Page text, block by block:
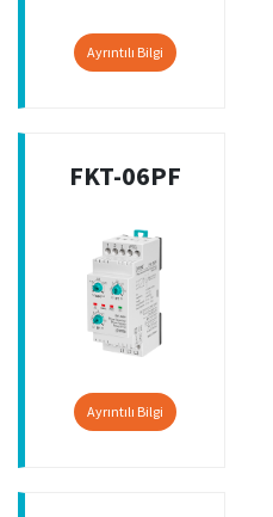
Ayrıntılı Bilgi
FKT-06PF
Ayrıntılı Bilgi